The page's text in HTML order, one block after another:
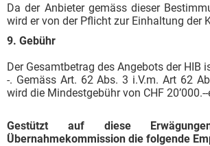
Da der Anbieter gemäss dieser
wird er von der Pflicht zur Einhaltung der
9. Gebühr
Der Gesamtbetrag des Angebots der HIB
-. Gemäss Art. 62 Abs. 3 i.V.m. Art 62
wird die Mindestgebühr von CHF
Gestützt auf diese
Übernahmekommission die folgende